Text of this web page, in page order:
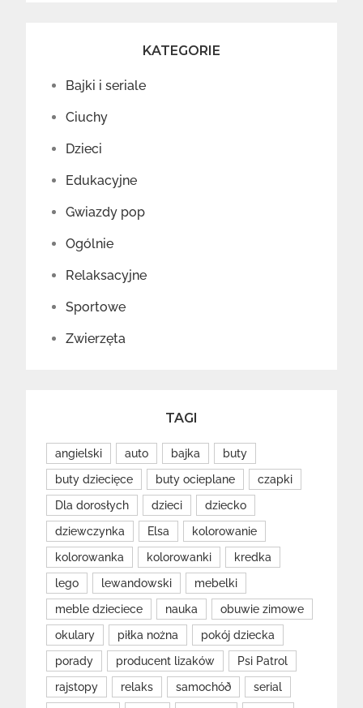
KATEGORIE
Bajki i seriale
Ciuchy
Dzieci
Edukacyjne
Gwiazdy pop
Ogólnie
Relaksacyjne
Sportowe
Zwierzęta
TAGI
angielski auto bajka
buty
buty dziecięce
buty ocieplane
czapki
Dla dorosłych
dzieci
dziecko
dziewczynka
Elsa
kolorowanie
kolorowanka
kolorowanki
kredka
lego
lewandowski
mebelki
meble dzieciece
nauka
obuwie zimowe
okulary
piłka nożna
pokój dziecka
porady
producent lizaków
Psi Patrol
rajstopy
relaks samochóð
serial